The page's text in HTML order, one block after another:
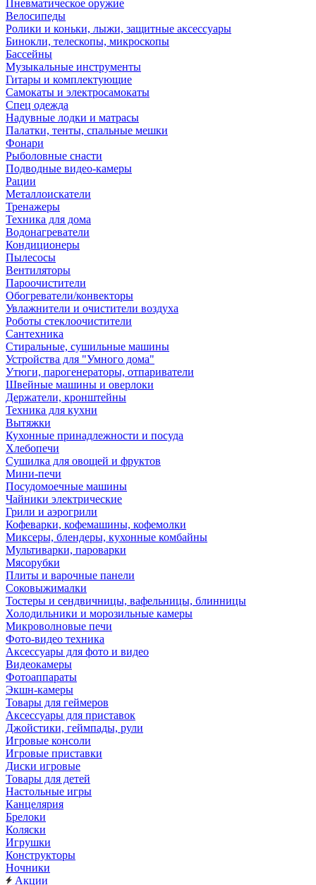
Пневматическое оружие
Велосипеды
Ролики и коньки, лыжи, защитные аксессуары
Бинокли, телескопы, микроскопы
Бассейны
Музыкальные инструменты
Гитары и комплектующие
Самокаты и электросамокаты
Спец одежда
Надувные лодки и матрасы
Палатки, тенты, спальные мешки
Фонари
Рыболовные снасти
Подводные видео-камеры
Рации
Металлоискатели
Тренажеры
Техника для дома
Водонагреватели
Кондиционеры
Пылесосы
Вентиляторы
Пароочистители
Обогреватели/конвекторы
Увлажнители и очистители воздуха
Роботы стеклоочистители
Сантехника
Стиральные, сушильные машины
Устройства для "Умного дома"
Утюги, парогенераторы, отпариватели
Швейные машины и оверлоки
Держатели, кронштейны
Техника для кухни
Вытяжки
Кухонные принадлежности и посуда
Хлебопечи
Сушилка для овощей и фруктов
Мини-печи
Посудомоечные машины
Чайники электрические
Грили и аэрогрили
Кофеварки, кофемашины, кофемолки
Миксеры, блендеры, кухонные комбайны
Мультиварки, пароварки
Мясорубки
Плиты и варочные панели
Соковыжималки
Тостеры и сендвичницы, вафельницы, блинницы
Холодильники и морозильные камеры
Микроволновые печи
Фото-видео техника
Аксессуары для фото и видео
Видеокамеры
Фотоаппараты
Экшн-камеры
Товары для геймеров
Аксессуары для приставок
Джойстики, геймпады, рули
Игровые консоли
Игровые приставки
Диски игровые
Товары для детей
Настольные игры
Канцелярия
Брелоки
Коляски
Игрушки
Конструкторы
Ночники
Акции